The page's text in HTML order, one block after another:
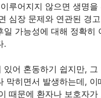
루어지지 않으면 생명
심장 문제와 연관된 경
가능성에 대해 정확히
.
어 혼동하기 쉽지만,
막히면서 발생하는데,
때문에 환자나 보호자